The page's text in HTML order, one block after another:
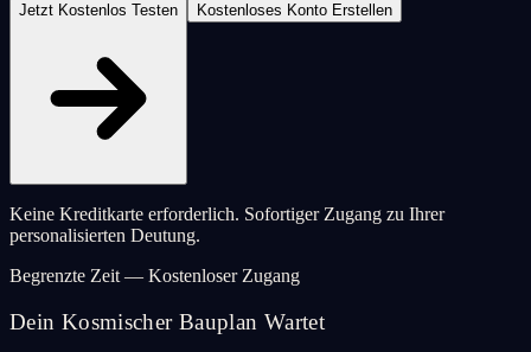
Jetzt Kostenlos Testen Kostenloses Konto Erstellen
Keine Kreditkarte erforderlich. Sofortiger Zugang zu Ihrer
personalisierten Deutung.
Begrenzte Zeit — Kostenloser Zugang
Dein Kosmischer Bauplan Wartet